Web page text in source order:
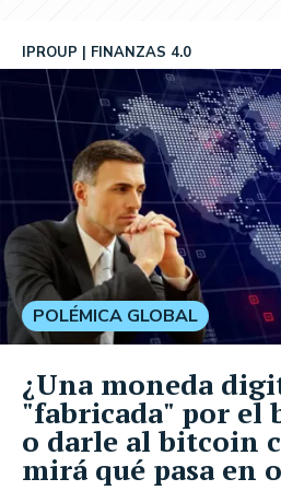
IPROUP FINANZAS 4.0
POLÉMICA GLOBAL
¿Una moneda
"fabricada" por el
o darle al bitcoin
mirá qué pasa en